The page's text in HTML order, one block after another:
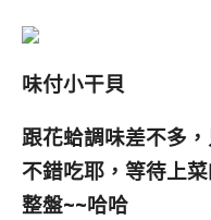
味付小干貝
跟花蛤調味差不多
不錯吃耶，等待上
整盤~~哈哈